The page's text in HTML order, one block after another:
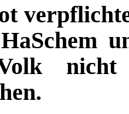
nicht